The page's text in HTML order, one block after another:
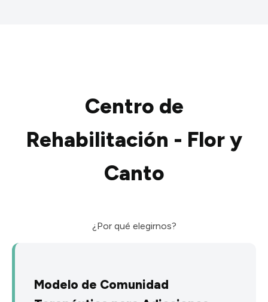
Centro de
Rehabilitación - Flor y
Canto
¿Por qué elegirnos?
Modelo de Comunidad